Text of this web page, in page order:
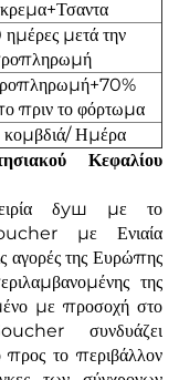
μετά την
πριν το φόρτωμα
Ημέρα
Κεφαλίου
δуш με το
με Ενιαία
αγορές της Ευρώπης
της
με προσοχή στο
συνδυάζει
προς το περιβάλλον